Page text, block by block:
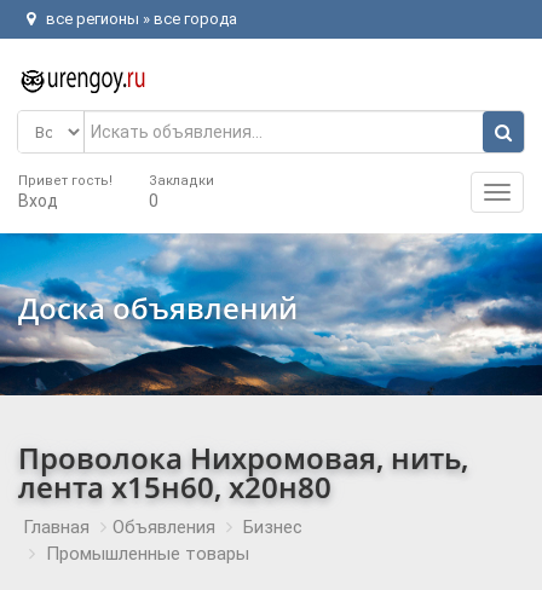
все регионы » все города
Привет гость!
Вход
Закладки
0
Main
Menu
Доска объявлений
Проволока Нихромовая, нить,
лента х15н60, х20н80
Главная Объявления
Бизнес
Промышленные товары